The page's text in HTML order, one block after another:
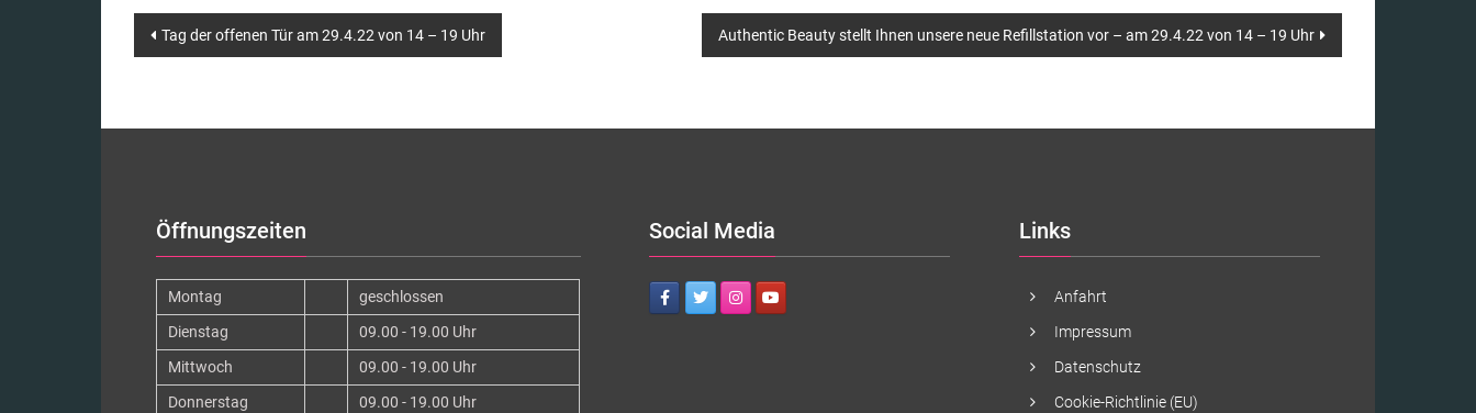
Beitragsnavigation
Tag der offenen Tür am 29.4.22 von 14 – 19 Uhr Authentic Beauty stellt Ihnen unsere neue Refillstation vor – am 29.4.22 von 14 – 19 Uhr
Öffnungszeiten
Montag
geschlossen
Dienstag
09.00 - 19.00 Uhr
Mittwoch
09.00 - 19.00 Uhr
Donnerstag
09.00 - 19.00 Uhr
Social Media Links
Anfahrt
Impressum
Datenschutz
Cookie-Richtlinie (EU)